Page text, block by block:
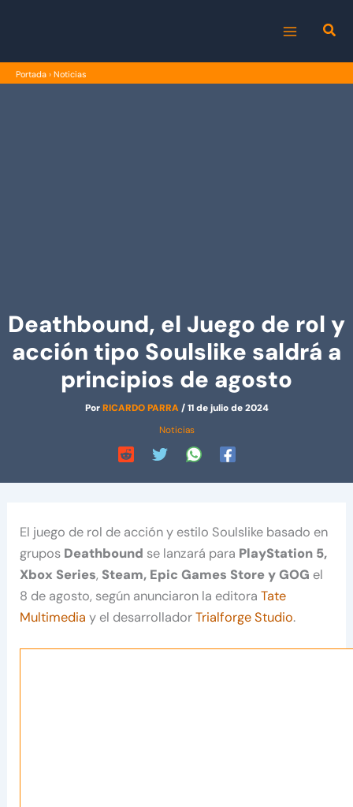
MENU
Portada › Noticias
Deathbound, el Juego de rol y
acción tipo Soulslike saldrá a
principios de agosto
PorRICARDO PARRA/11 de julio de 2024
Noticias
El juego de rol de acción y estilo Soulslike basado en
grupos Deathbound se lanzará para PlayStation 5,
Xbox Series, Steam, Epic Games Store y GOG el
8 de agosto, según anunciaron la editoraTate
Multimedia y el desarrolladorTrialforge Studio.